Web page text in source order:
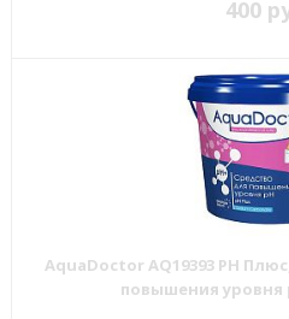
400
AquaDoctor AQ19393 PH
повышения уровня